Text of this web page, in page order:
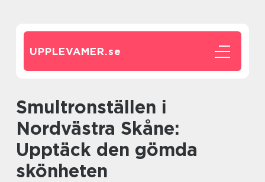
UPPLEVAMER.se
Smultronställen i
Nordvästra Skåne:
Upptäck den gömda
skönheten